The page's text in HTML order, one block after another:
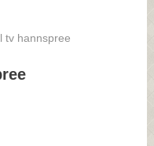
hannspree